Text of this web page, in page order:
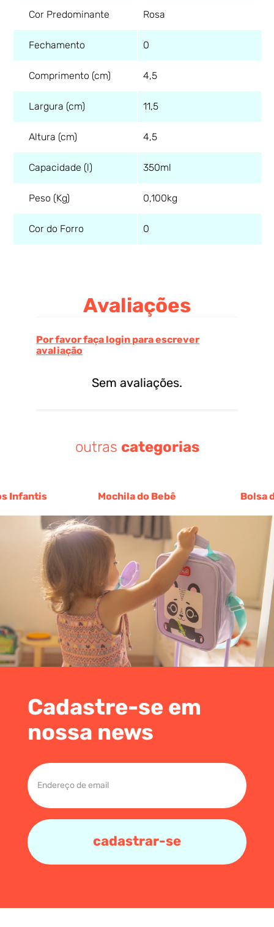
Cor Predominante Rosa
Fechamento 0
Comprimento (cm) 4,5
Largura (cm) 11,5
Altura (cm) 4,5
Capacidade (l) 350ml
Peso (Kg) 0,100kg
Cor do Forro 0
Avaliações
Por favor faça login para escrever
avaliação
Sem avaliações.
outras categorias
Infantis Mochila do Bebê Bolsa
Cadastre-se em
nossa news
cadastrar-se